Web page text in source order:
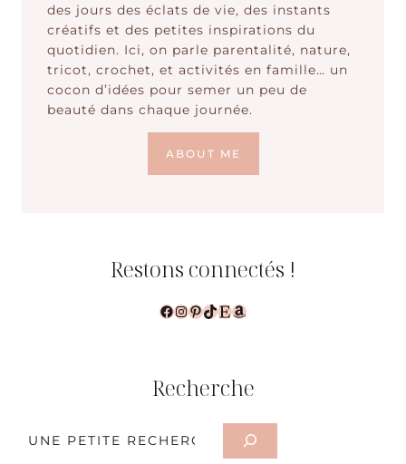
des jours des éclats de vie, des instants
créatifs et des petites inspirations du
quotidien. Ici, on parle parentalité, nature,
tricot, crochet, et activités en famille… un
cocon d’idées pour semer un peu de
beauté dans chaque journée.
ABOUT ME
Restons connectés !
Facebook
Instagram
Pinterest
TikTok
EtsyAmazon
Recherche
Rechercher